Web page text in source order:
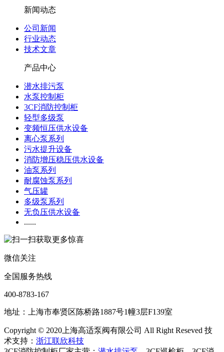
新闻动态
公司新闻
行业动态
技术文章
产品中心
潜水排污泵
水泵控制柜
3CF消防控制柜
轻型多级泵
变频恒压供水设备
离心泵系列
污水提升设备
消防增压稳压供水设备
油泵系列
耐腐蚀泵系列
气压罐
多级泵系列
无负压供水设备
......
微信关注
全国服务热线
400-8783-167
地址：上海市奉贤区陈桥路1887号1幢3层F139室
Copyright © 2020上海高适泵阀有限公司 All Right Reseved 技
术支持： 浙江联欣科技